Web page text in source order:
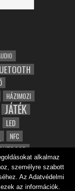
HÁZIMOZI
JÁTÉK
LED
NFC
ZENE ZÖLD
alkalmaz
személyre szabott
Az Adatvédelmi
az információk.